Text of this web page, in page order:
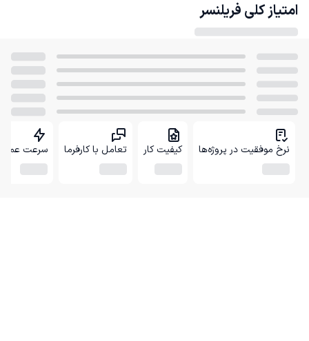
امتیاز کلی فریلنسر
نرخ موفقیت در پروژه‌ها کیفیت کار تعامل با کارفرما سرعت عمل